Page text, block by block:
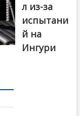
л из-за
испытани
й на
Ингури